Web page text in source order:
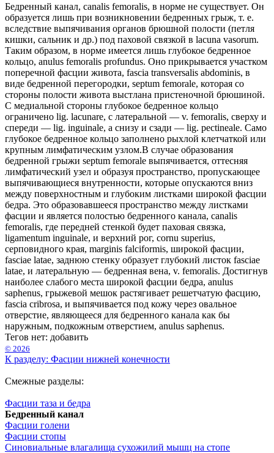
Бедренный канал, canalis femoralis, в норме не существует. Он
образуется лишь при возникновении бедренных грыж, т. е.
вследствие выпячивания органов брюшной полости (петля
кишки, сальник и др.) под паховой связкой в lacuna vasorum.
Таким образом, в норме имеется лишь глубокое бедренное
кольцо, anulus femoralis profundus. Оно прикрывается участком
поперечной фасции живота, fascia transversalis abdominis, в
виде бедренной перегородки, septum femorale, которая со
стороны полости живота выстлана пристеночной брюшиной.
С медиальной стороны глубокое бедренное кольцо
ограничено lig. lacunare, с латеральной — v. femoralis, сверху и
спереди — lig. inguinale, а снизу и сзади — lig. pectineale. Само
глубокое бедренное кольцо заполнено рыхлой клетчаткой или
крупным лимфатическим узлом.В случае образования
бедренной грыжи septum femorale выпячивается, оттесняя
лимфатический узел и образуя пространство, пропускающее
выпячивающиеся внутренности, которые опускаются вниз
между поверхностным и глубоким листками широкой фасции
бедра. Это образовавшееся пространство между листками
фасции и является полостью бедренного канала, canalis
femoralis, где передней стенкой будет паховая связка,
ligamentum inguinale, и верхний рог, cornu superius,
серповидного края, marginis falciformis, широкой фасции,
fasciae latae, заднюю стенку образует глубокий листок fasciae
latae, и латеральную — бедренная вена, v. femoralis. Достигнув
наиболее слабого места широкой фасции бедра, anulus
saphenus, грыжевой мешок растягивает решетчатую фасцию,
fascia cribrosa, и выпячивается под кожу через овальное
отверстие, являющееся для бедренного канала как бы
наружным, подкожным отверстием, anulus saphenus.
Тегов нет: добавить
© 2026
К разделу: Фасции нижней конечности
Смежные разделы:
Фасции таза и бедра
Бедренный канал
Фасции голени
Фасции стопы
Синовиальные влагалища сухожилий мышц на стопе